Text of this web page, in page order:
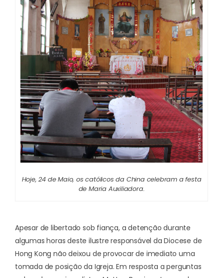
Hoje, 24 de Maio, os católicos da China celebram a festa
de Maria Auxiliadora.
Apesar de libertado sob fiança, a detenção durante
algumas horas deste ilustre responsável da Diocese de
Hong Kong não deixou de provocar de imediato uma
tomada de posição da Igreja. Em resposta a perguntas